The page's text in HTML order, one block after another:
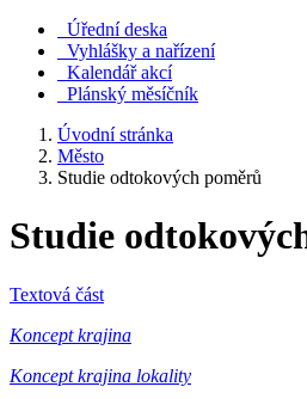
Úřední deska
Vyhlášky a nařízení
Kalendář akcí
Plánský měsíčník
Úvodní stránka
Město
Studie odtokových poměrů
Studie
Textová část
Koncept krajina
Koncept krajina lokality